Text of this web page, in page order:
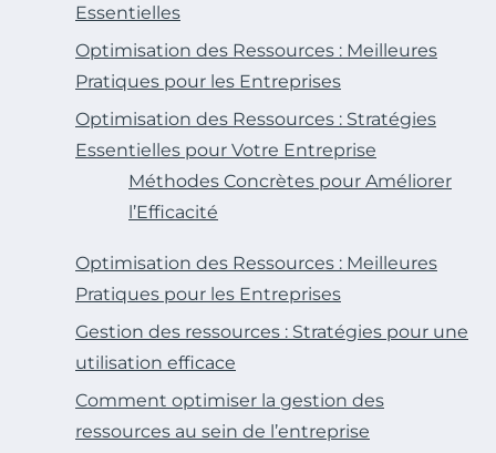
Essentielles
Optimisation des Ressources : Meilleures
Pratiques pour les Entreprises
Optimisation des Ressources : Stratégies
Essentielles pour Votre Entreprise
Méthodes Concrètes pour Améliorer
l’Efficacité
Optimisation des Ressources : Meilleures
Pratiques pour les Entreprises
Gestion des ressources : Stratégies pour une
utilisation efficace
Comment optimiser la gestion des
ressources au sein de l’entreprise